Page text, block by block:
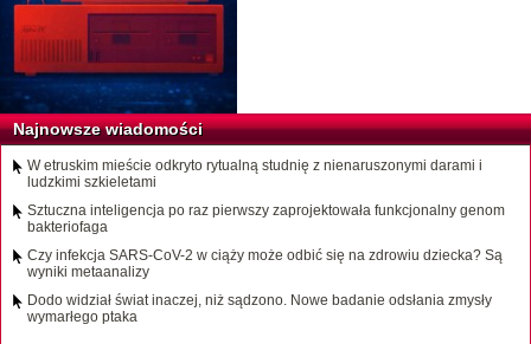
Najnowsze wiadomości
W etruskim mieście odkryto rytualną studnię z nienaruszonymi darami i
ludzkimi szkieletami
Sztuczna inteligencja po raz pierwszy zaprojektowała funkcjonalny genom
bakteriofaga
Czy infekcja SARS-CoV-2 w ciąży może odbić się na zdrowiu dziecka? Są
wyniki metaanalizy
Dodo widział świat inaczej, niż sądzono. Nowe badanie odsłania zmysły
wymarłego ptaka